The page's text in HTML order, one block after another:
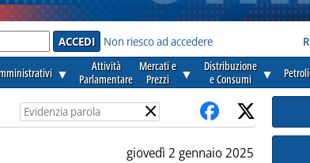
Non riesco ad accedere
▼
Attività
Parlamentare
Mercati e
Prezzi
▼
Distribuzione
e Consumi
▼
×
giovedì 2 gennaio 2025